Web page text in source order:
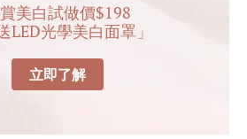
美白試做價$198
LED光學美白面罩」
立即了解